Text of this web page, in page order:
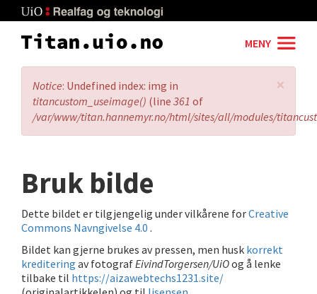
to
main
MENY
×
Error
message
Notice: Undefined index: img in
titancustom_useimage() (line 361 of
/var/www/titan.hannemyr.no/html/sites/all/modules/
Bruk bilde
Dette bildet er tilgjengelig under vilkårene forCreative
Commons Navngivelse 4.0 .
Bildet kan gjerne brukes av pressen, men husk korrekt
kreditering av fotografEivindTorgersen/UiOog å lenke
tilbake til https://aizawebtechs1231.site/